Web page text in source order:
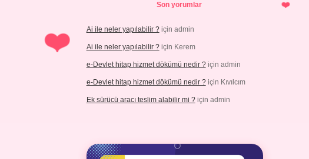
Son yorumlar
Ai ile neler yapılabilir ?için admin
Ai ile neler yapılabilir ?için Kerem
e-Devlet hitap hizmet dökümü nedir ?için admin
e-Devlet hitap hizmet dökümü nedir ?için Kıvılcım
Ek sürücü aracı teslim alabilir mi ?için admin